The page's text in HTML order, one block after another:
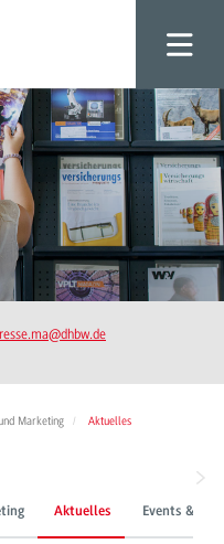
@dhbw.de
Marketing Aktuelles
Aktuelles Events &